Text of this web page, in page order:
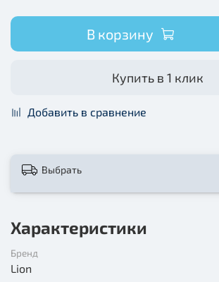
В корзину
Купить в 1 клик
Добавить в сравнение
Выбрать
Характеристики
Бренд
Lion